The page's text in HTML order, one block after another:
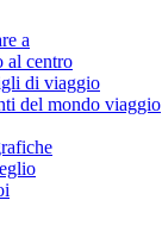
a
al centro
di viaggio
del mondo viaggio